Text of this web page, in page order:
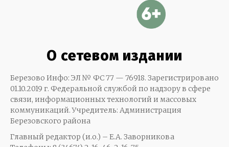
О сетевом издании
Березово Инфо: ЭЛ № ФС 77 — 76918. Зарегистрировано
01.10.2019 г. Федеральной службой по надзору в сфере
связи, информационных технологий и массовых
коммуникаций. Учредитель: Администрация
Березовского района
Главный редактор (и.о.) – Е.А. Заворникова